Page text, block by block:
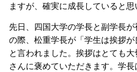
ますが、確実に成長していると思
先日、四国大学の学長と副学長
の際、松重学長が「学生は挨拶が
と言われました。挨拶はとても
さんに褒めていただきます。学